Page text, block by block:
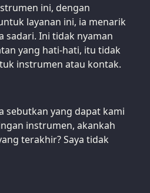
ini, dengan
layanan ini, ia menarik
sadari. Ini tidak nyaman
yang hati-hati, itu tidak
instrumen atau kontak.
sebutkan yang dapat kami
instrumen, akankah
terakhir? Saya tidak